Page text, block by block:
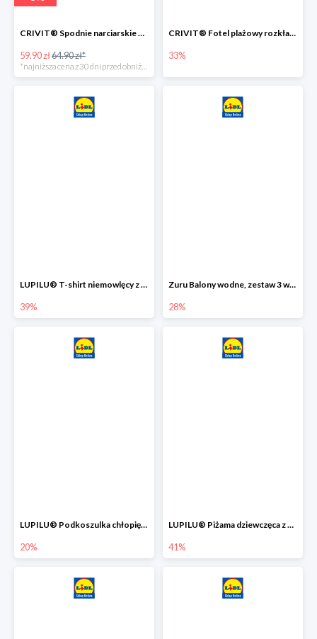
CRIVIT® Spodnie narciarskie dziewczęce
59.90 zł64.90 zł*
*najniższa cena z 30 dni przed obniżką
CRIVIT® Fotel plażowy rozkładany / Brodzik dziecięcy
33%
LUPILU® T-shirt niemowlęcy z biobawełny -39%
39%
Zuru Balony wodne, zestaw 3 wiązek -28%
28%
LUPILU® Podkoszulka chłopięca z bawełny -20%
20%
LUPILU® Piżama dziewczęca z bawełny -41%
41%